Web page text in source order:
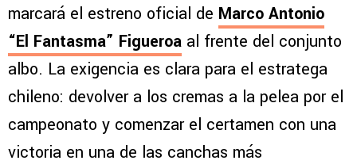
marcará el estreno oficial de Marco Antonio
“El Fantasma” Figueroa al frente del conjunto
albo. La exigencia es clara para el estratega
chileno: devolver a los cremas a la pelea por el
campeonato y comenzar el certamen con una
victoria en una de las canchas más